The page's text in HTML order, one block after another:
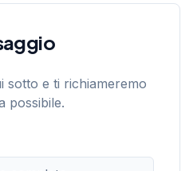
sotto e ti richiameremo
possibile.